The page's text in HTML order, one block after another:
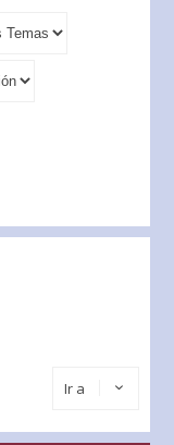
Ir a